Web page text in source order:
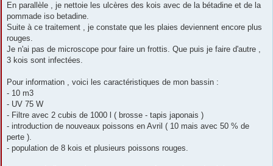
En parallèle , je nettoie les ulcères des kois avec de la bétadine et de la
pommade iso betadine.
Suite à ce traitement , je constate que les plaies deviennent encore plus
rouges.
Je n'ai pas de microscope pour faire un frottis. Que puis je faire d'autre ,
3 kois sont infectées.
Pour information , voici les caractéristiques de mon bassin :
- 10 m3
- UV 75 W
- Filtre avec 2 cubis de 1000 l ( brosse - tapis japonais )
- introduction de nouveaux poissons en Avril ( 10 mais avec 50 % de
perte ).
- population de 8 kois et plusieurs poissons rouges.